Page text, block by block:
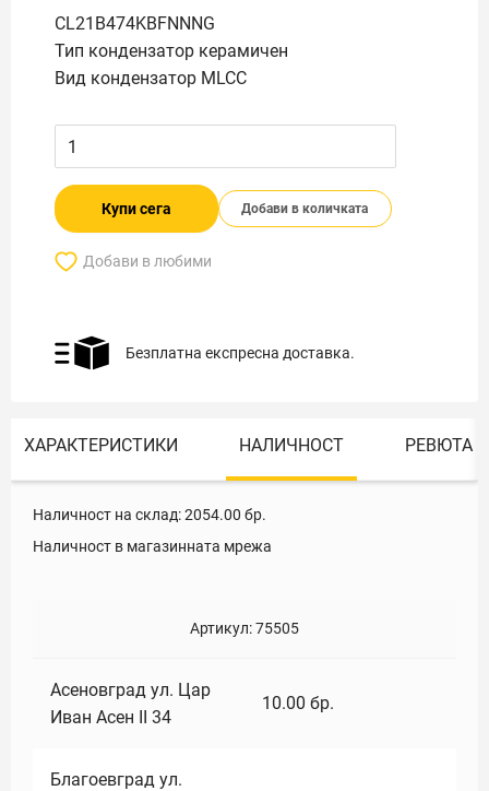
CL21B474KBFNNNG
Тип кондензатор керамичен
Вид кондензатор MLCC
Купи сега Добави в количката
Добави в любими
Безплатна експресна доставка.
ХАРАКТЕРИСТИКИ НАЛИЧНОСТ РЕВЮТА
Наличност на склад:2054.00 бр.
Наличност в магазинната мрежа
Артикул:75505
Асеновград ул. Цар
Иван Асен II 34
10.00 бр.
Благоевград ул.